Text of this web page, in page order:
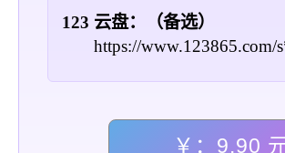
123 云盘：（备选）
https://
￥：9.90